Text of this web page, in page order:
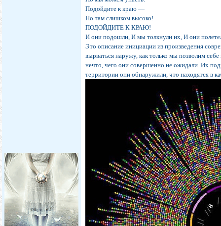
Подойдите к краю —
Но там слишком высоко!
ПОДОЙДИТЕ К КРАЮ!
И они подошли, И мы толкнули их, И они
Это описание инициации из произведения
вырваться наружу, как только мы позволим
нечто, чего они совершенно не ожидали. Их
территории они обнаружили, что находятся в